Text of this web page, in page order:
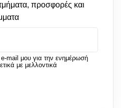
προσφορές και
mail μου για την ενημέρωσή
με μελλοντικά